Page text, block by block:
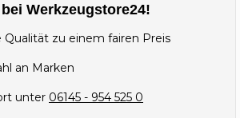
Werkzeugstore24!
zu einem fairen Preis
an Marken
unter 06145 - 954 525 0